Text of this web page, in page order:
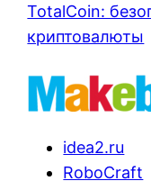
TotalCoin:
криптовалюты
idea2.ru
RoboCraft